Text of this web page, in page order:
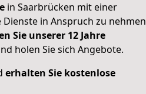
in Saarbrücken mit einer
Dienste in Anspruch zu nehmen
Sie unserer 12 Jahre
holen Sie sich Angebote.
erhalten Sie kostenlose